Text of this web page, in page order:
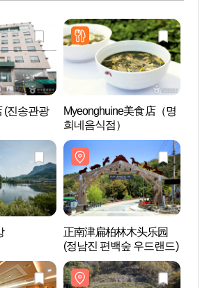
(진송관광
Myeonghuine美食店（명
희네음식점）
正南津扁柏林木头乐园
(정남진 편백숲 우드랜드)